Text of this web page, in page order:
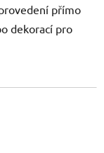
přímo
dekorací pro